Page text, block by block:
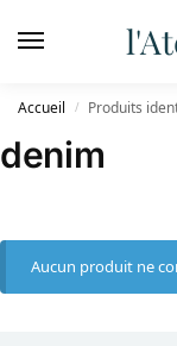
Accueil / Produits
denim
Aucun produit ne